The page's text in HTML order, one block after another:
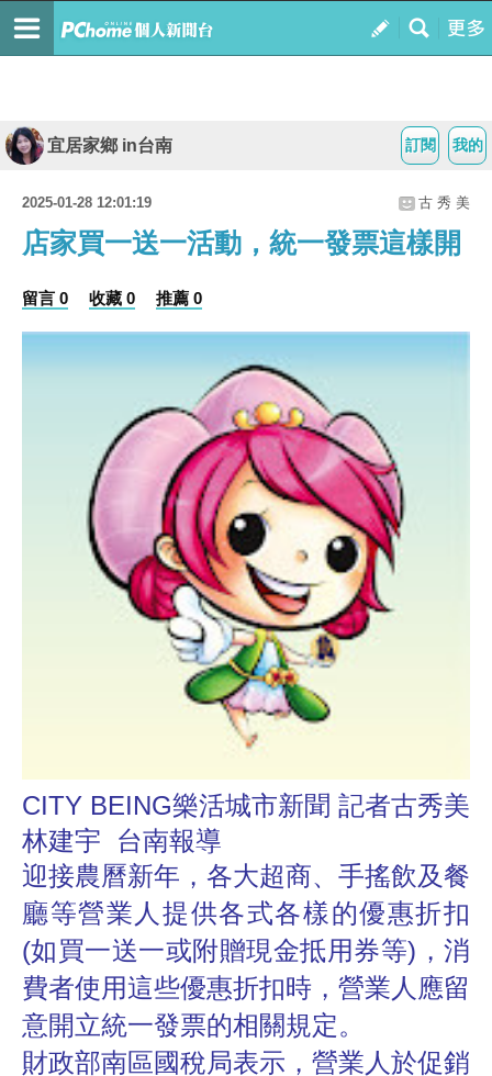
我的
訂閱
宜居家鄉 in台南
2025-01-28 12:01:19 古 秀 美
店家買一送一活動，統一發票這樣開
留言 0 收藏 0 推薦 0
CITY BEING樂活城市新聞 記者古秀美
林建宇 台南報導
迎接農曆新年，各大超商、手搖飲及餐
廳等營業人提供各式各樣的優惠折扣
(如買一送一或附贈現金抵用券等) ，消
費者使用這些優惠折扣時，營業人應留
意開立統一發票的相關規定。
財政部南區國稅局表示，營業人於促銷